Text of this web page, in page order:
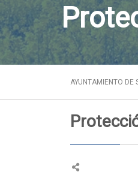
AYUNTAMIENTO DE